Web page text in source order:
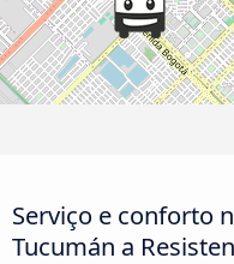
Serviço e conforto
Tucumán a